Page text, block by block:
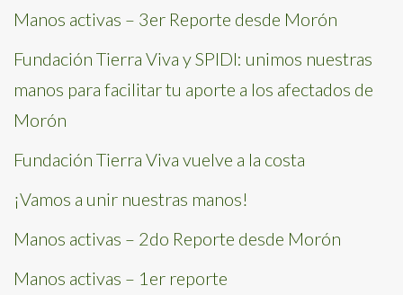
Manos activas – 3er Reporte desde Morón
Fundación Tierra Viva y SPIDI: unimos nuestras
manos para facilitar tu aporte a los afectados de
Morón
Fundación Tierra Viva vuelve a la costa
¡Vamos a unir nuestras manos!
Manos activas – 2do Reporte desde Morón
Manos activas – 1er reporte